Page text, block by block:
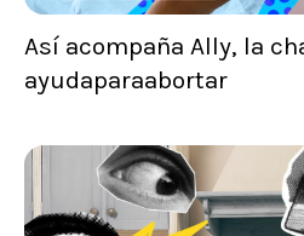
Así acompaña Ally, la
ayudaparaabortar